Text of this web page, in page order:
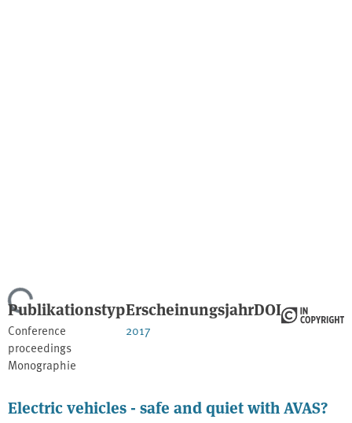
Lade...
Publikationstyp
Conference
proceedings
Monographie
Erscheinungsjahr
2017
DOI
Electric vehicles - safe and quiet with AVAS?